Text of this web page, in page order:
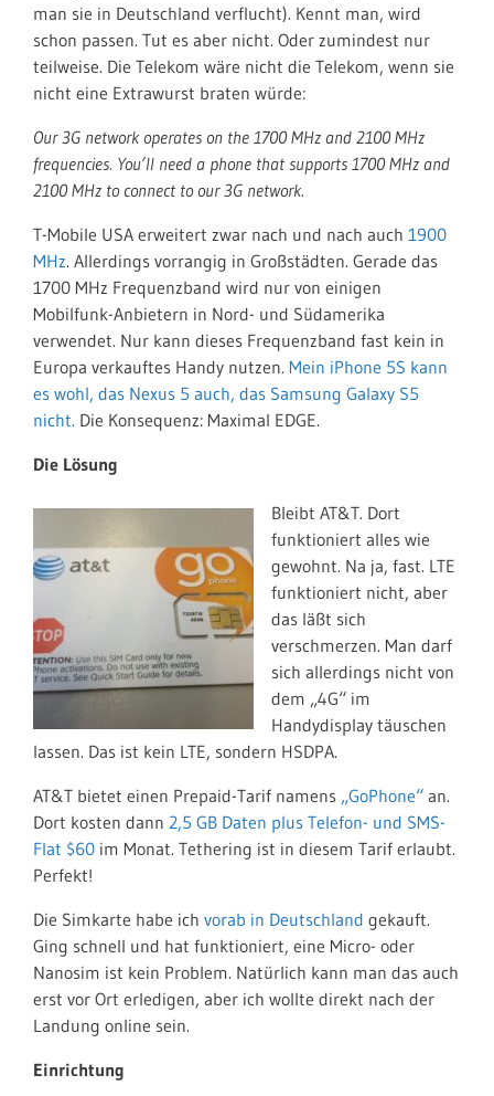
man sie in Deutschland verflucht). Kennt man, wird
schon passen. Tut es aber nicht. Oder zumindest nur
teilweise. Die Telekom wäre nicht die Telekom, wenn sie
nicht eine Extrawurst braten würde:
Our 3G network operates on the 1700 MHz and 2100 MHz
frequencies. You’ll need a phone that supports 1700 MHz and
2100 MHz to connect to our 3G network.
T-Mobile USA erweitert zwar nach und nach auch 1900
MHz. Allerdings vorrangig in Großstädten. Gerade das
1700 MHz Frequenzband wird nur von einigen
Mobilfunk-Anbietern in Nord- und Südamerika
verwendet. Nur kann dieses Frequenzband fast kein in
Europa verkauftes Handy nutzen. Mein iPhone 5S kann
es wohl, das Nexus 5 auch, das Samsung Galaxy S5
nicht. Die Konsequenz: Maximal EDGE.
Die Lösung
Bleibt AT&T. Dort
funktioniert alles wie
gewohnt. Na ja, fast. LTE
funktioniert nicht, aber
das läßt sich
verschmerzen. Man darf
sich allerdings nicht von
dem „4G“ im
Handydisplay täuschen
lassen. Das ist kein LTE, sondern HSDPA.
AT&T bietet einen Prepaid-Tarif namens „GoPhone“ an.
Dort kosten dann 2,5 GB Daten plus Telefon- und SMS-
Flat $60 im Monat. Tethering ist in diesem Tarif erlaubt.
Perfekt!
Die Simkarte habe ich vorab in Deutschland gekauft.
Ging schnell und hat funktioniert, eine Micro- oder
Nanosim ist kein Problem. Natürlich kann man das auch
erst vor Ort erledigen, aber ich wollte direkt nach der
Landung online sein.
Einrichtung